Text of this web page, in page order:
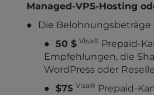
Managed-VPS-Hosting
Die Belohnungsbeträge
50 $ Visa® Prepaid-
Empfehlungen, die
WordPress oder
$75 Visa® Prepaid-